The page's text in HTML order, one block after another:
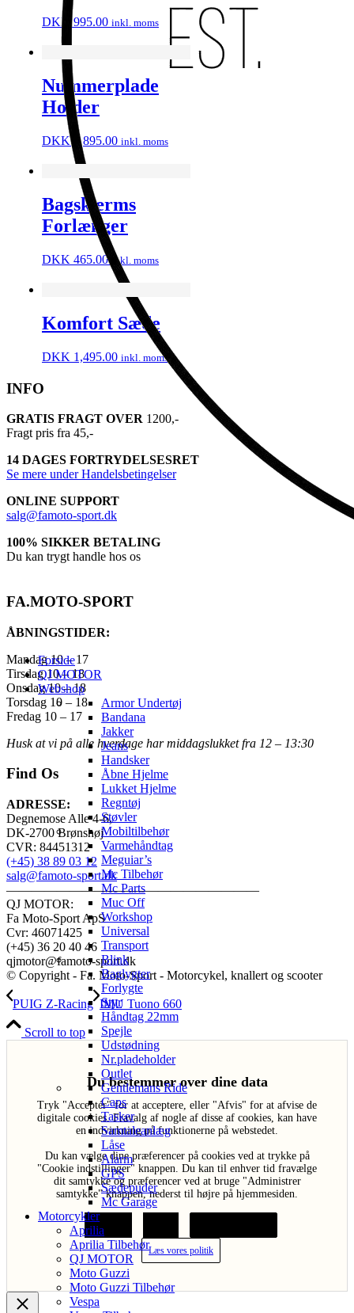
Forside
QJ MOTOR
Webshop
Armor Undertøj
Bandana
Jakker
Jeans
Handsker
Åbne Hjelme
Lukket Hjelme
Regntøj
Støvler
Mobiltilbehør
Varmehåndtag
Meguiar’s
Mc Tilbehør
Mc Parts
Muc Off
Workshop
Universal
Transport
Blink
Baglygter
Forlygte
Styr
Håndtag 22mm
Spejle
Udstødning
Nr.pladeholder
Outlet
Gentlemans Ride
Caps
Tasker
Samtaleanlæg
Låse
Alarm
GPS
Sædepuder
Mc Garage
Motorcykler
Aprilia
Aprilia Tilbehør
QJ MOTOR
Moto Guzzi
Moto Guzzi Tilbehør
Vespa
DKK995.00 inkl. moms
Nummerplade
Holder
DKK 1,895.00 inkl. moms
Bagskærms
Forlænger
DKK 465.00 inkl. moms
Komfort Sæde
DKK 1,495.00 inkl. moms
INFO
GRATIS FRAGT OVER 1200,-
Fragt pris fra 45,-
14 DAGES FORTRYDELSESRET
Se mere under Handelsbetingelser
ONLINE SUPPORT
salg@famoto-sport.dk
100% SIKKER BETALING
Du kan trygt handle hos os
FA.MOTO-SPORT
ÅBNINGSTIDER:
Mandag 10 – 17
Tirsdag 10 – 18
Onsdag 10 – 18
Torsdag 10 – 18
Fredag 10 – 17
Husk at vi på alle hverdage har middagslukket fra 12 – 13:30
Find Os
ADRESSE:
Degnemose Alle 4-6,
DK-2700 Brønshøj
CVR: 84451312
(+45) 38 89 03 12
salg@famoto-sport.dk
————————————————————
QJ MOTOR:
Fa Moto-Sport ApS
Cvr: 46071425
(+45) 36 20 40 46
qjmotor@famoto-sport.dk
© Copyright - Fa. Moto-Sport - Motorcykel, knallert og scooter
PUIG Z-Racing IMU Tuono 660
Scroll to top
Du bestemmer over dine data
Tryk "Acceptér" for at acceptere, eller "Afvis" for at afvise de
digitale cookies. Fravalg af nogle af disse af cookies, kan have
en indvirkning på funktionerne på webstedet.
Du kan vælge dine præferencer på cookies ved at trykke på
"Cookie indstillinger" knappen. Du kan til enhver tid fravælge
dit samtykke og præferencer ved at bruge "Administrer
samtykke" knappen, nederst til højre på hjemmesiden.
Acceptér
Læs vores politik